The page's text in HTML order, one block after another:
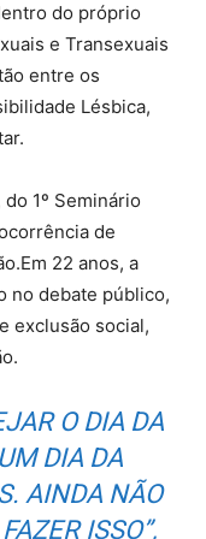
do próprio
e Transexuais
entre os
Lésbica,
1º Seminário
de
22 anos, a
no debate público,
exclusão social,
O DIA DA
DIA DA
AINDA NÃO
ISSO”,